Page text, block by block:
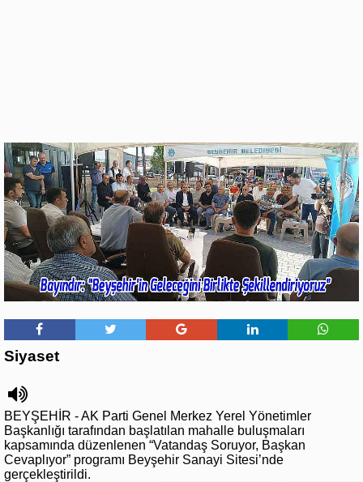
Siyaset
BEYŞEHİR - AK Parti Genel Merkez Yerel Yönetimler
Başkanlığı tarafından başlatılan mahalle buluşmaları
kapsamında düzenlenen “Vatandaş Soruyor, Başkan
Cevaplıyor” programı Beyşehir Sanayi Sitesi’nde
gerçekleştirildi.